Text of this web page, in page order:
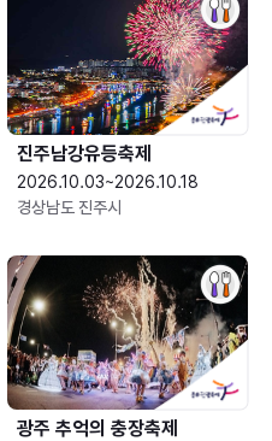
진주남강유등축제
2026.10.03~2026.10.18
경상남도 진주시
광주 추억의 충장축제